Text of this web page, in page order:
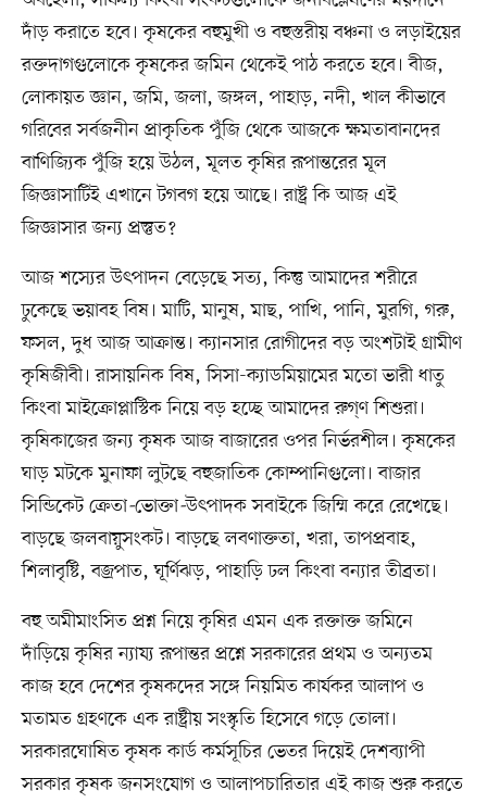
দাঁড় করাতে হবে। কৃষকের বহুমুখী ও বহুস্তরীয় বঞ্চনা ও লড়াইয়ের
রক্তদাগগুলোকে কৃষকের জমিন থেকেই পাঠ করতে হবে। বীজ,
লোকায়ত জ্ঞান, জমি, জলা, জঙ্গল, পাহাড়, নদী, খাল কীভাবে
গরিবের সর্বজনীন প্রাকৃতিক পুঁজি থেকে আজকে ক্ষমতাবানদের
বাণিজ্যিক পুঁজি হয়ে উঠল, মূলত কৃষির রূপান্তরের মূল
জিজ্ঞাসাটিই এখানে টগবগ হয়ে আছে। রাষ্ট্র কি আজ এই
জিজ্ঞাসার জন্য প্রস্তুত?
আজ শস্যের উৎপাদন বেড়েছে সত্য, কিন্তু আমাদের শরীরে
ঢুকেছে ভয়াবহ বিষ। মাটি, মানুষ, মাছ, পাখি, পানি, মুরগি, গরু,
ফসল, দুধ আজ আক্রান্ত। ক্যানসার রোগীদের বড় অংশটাই গ্রামীণ
কৃষিজীবী। রাসায়নিক বিষ, সিসা-ক্যাডমিয়ামের মতো ভারী ধাতু
কিংবা মাইক্রোপ্লাস্টিক নিয়ে বড় হচ্ছে আমাদের রুগ্‌ণ শিশুরা।
কৃষিকাজের জন্য কৃষক আজ বাজারের ওপর নির্ভরশীল। কৃষকের
ঘাড় মটকে মুনাফা লুটছে বহুজাতিক কোম্পানিগুলো। বাজার
সিন্ডিকেট ক্রেতা-ভোক্তা-উৎপাদক সবাইকে জিম্মি করে রেখেছে।
বাড়ছে জলবায়ুসংকট। বাড়ছে লবণাক্ততা, খরা, তাপপ্রবাহ,
শিলাবৃষ্টি, বজ্রপাত, ঘূর্ণিঝড়, পাহাড়ি ঢল কিংবা বন্যার তীব্রতা।
বহু অমীমাংসিত প্রশ্ন নিয়ে কৃষির এমন এক রক্তাক্ত জমিনে
দাঁড়িয়ে কৃষির ন্যায্য রূপান্তর প্রশ্নে সরকারের প্রথম ও অন্যতম
কাজ হবে দেশের কৃষকদের সঙ্গে নিয়মিত কার্যকর আলাপ ও
মতামত গ্রহণকে এক রাষ্ট্রীয় সংস্কৃতি হিসেবে গড়ে তোলা।
সরকারঘোষিত কৃষক কার্ড কর্মসূচির ভেতর দিয়েই দেশব্যাপী
সরকার কৃষক জনসংযোগ ও আলাপচারিতার এই কাজ শুরু করতে